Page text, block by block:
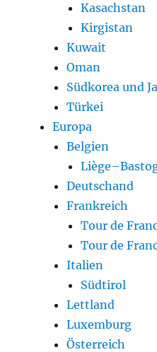
Kasachstan
Kirgistan
Kuwait
Oman
Südkorea und
Türkei
Europa
Belgien
Deutschand
Frankreich
Tour de
Tour de
Italien
Südtirol
Lettland
Luxemburg
Österreich